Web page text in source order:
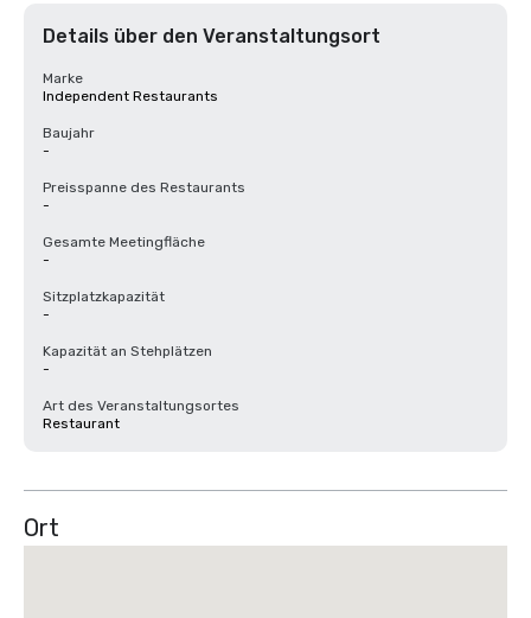
Details über den Veranstaltungsort
Marke
Independent Restaurants
Baujahr
-
Preisspanne des Restaurants
-
Gesamte Meetingfläche
-
Sitzplatzkapazität
-
Kapazität an Stehplätzen
-
Art des Veranstaltungsortes
Restaurant
Ort